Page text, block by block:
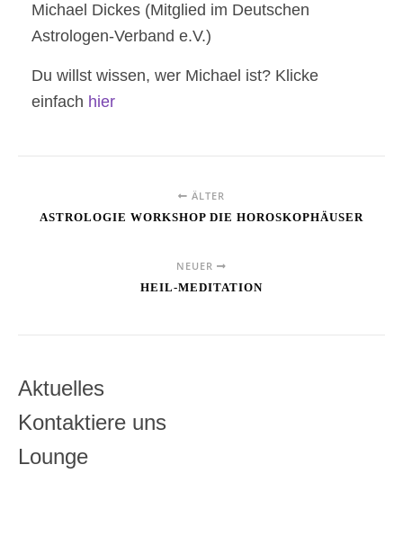
Michael Dickes (Mitglied im Deutschen
Astrologen-Verband e.V.)
Du willst wissen, wer Michael ist? Klicke
einfach hier
ÄLTER
ASTROLOGIE WORKSHOP DIE HOROSKOPHÄUSER
NEUER
HEIL-MEDITATION
Aktuelles
Kontaktiere uns
Lounge